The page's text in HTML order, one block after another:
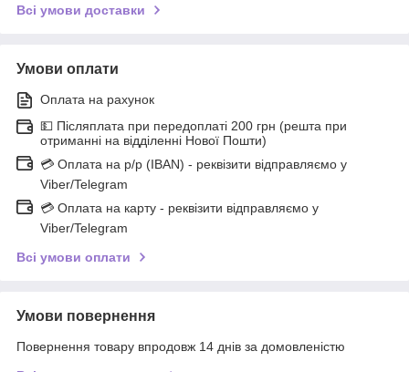
Всі умови доставки
Умови оплати
Оплата на рахунок
💵 Післяплата при передоплаті 200 грн (решта при
отриманні на відділенні Нової Пошти)
💳 Оплата на р/р (IBAN) - реквізити відправляємо у
Viber/Telegram
💳 Оплата на карту - реквізити відправляємо у
Viber/Telegram
Всі умови оплати
Умови повернення
Повернення товару впродовж 14 днів за домовленістю